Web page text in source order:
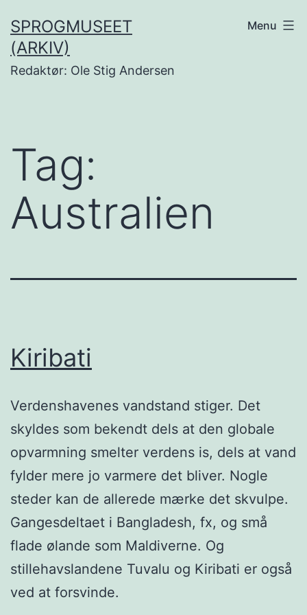
til
indhold
SPROGMUSEET
(ARKIV)
Redaktør: Ole Stig Andersen
Menu
Tag:
Australien
Kiribati
Verdenshavenes vandstand stiger. Det
skyldes som bekendt dels at den globale
opvarmning smelter verdens is, dels at vand
fylder mere jo varmere det bliver. Nogle
steder kan de allerede mærke det skvulpe.
Gangesdeltaet i Bangladesh, fx, og små
flade ølande som Maldiverne. Og
stillehavslandene Tuvalu og Kiribati er også
ved at forsvinde.